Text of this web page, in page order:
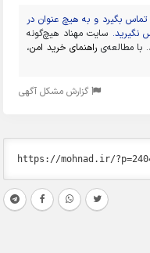
بگیرد و به هیچ عنوان در
نگیرید. سایت مهناد هیچ‌گونه
با مطالعه‌ی راهنمای خرید امن،
گزارش مشکل آگهی